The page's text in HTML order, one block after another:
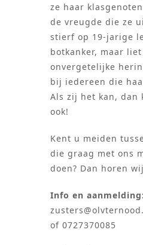
ze haar
de vreugde die ze
stierf op 19-jarige
botkanker, maar liet
onvergetelijke
bij iedereen die
Als zij het kan, dan
ook!
Kent u meiden
die graag met ons
doen? Dan horen
Info en aanmelding:
of 0727370085